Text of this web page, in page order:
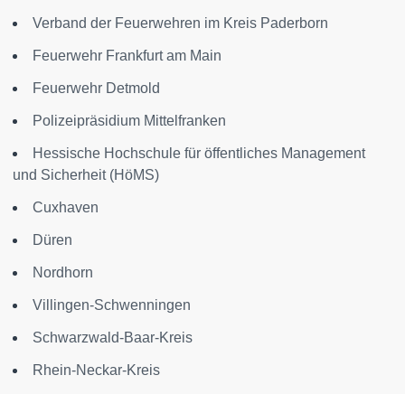
Verband der Feuerwehren im Kreis Paderborn
Feuerwehr Frankfurt am Main
Feuerwehr Detmold
Polizeipräsidium Mittelfranken
Hessische Hochschule für öffentliches Management
und Sicherheit (HöMS)
Cuxhaven
Düren
Nordhorn
Villingen-Schwenningen
Schwarzwald-Baar-Kreis
Rhein-Neckar-Kreis